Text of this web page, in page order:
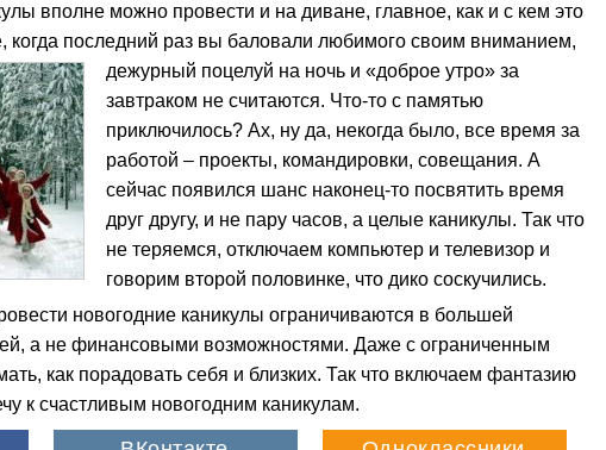
вполне можно провести и на диване, главное, как и с кем это
когда последний раз вы баловали любимого своим вниманием,
дежурный поцелуй на ночь и «доброе утро» за
завтраком не считаются. Что-то с памятью
приключилось? Ах, ну да, некогда было, все время за
работой – проекты, командировки, совещания. А
сейчас появился шанс наконец-то посвятить время
друг другу, и не пару часов, а целые каникулы. Так что
не теряемся, отключаем компьютер и телевизор и
говорим второй половинке, что дико соскучились.
новогодние каникулы ограничиваются в большей
а не финансовыми возможностями. Даже с ограниченным
как порадовать себя и близких. Так что включаем фантазию
к счастливым новогодним каникулам.